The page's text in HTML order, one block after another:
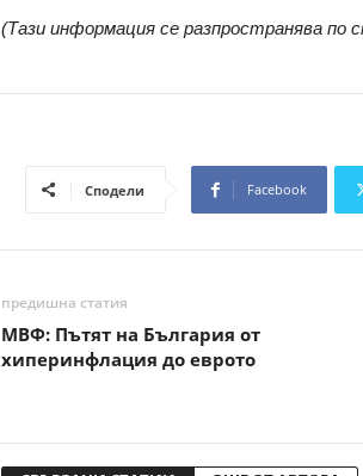
(Тази информация се разпространява по
Сподели Facebook
предишна статия
МВФ: Пътят на България от
хиперинфлация до еврото